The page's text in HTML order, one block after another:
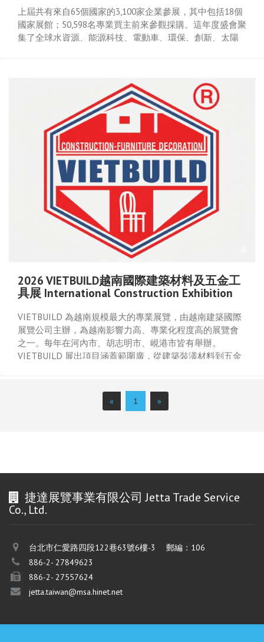
上屆共有來自65個國家的3,100家企業參展，其中包括18個
國家展館；50,598名專業買主前來參觀採購。這年度盛會聚
集了全球水資源、能源科技、電動車、環保、創新、太陽
2026 VIETBUILD越南國際建築材料及五金工
具展 International Construction Exhibition
VIETBUILD 為越南規模最大的專業展覽，由越南建築國際
展覽公司主辦，為越南影響力高、專業化程度高的展覽會
之一。每年在河內市、胡志明市、峴港市皆有舉辦。
VIETBUILD 展出項目涵蓋範圍廣，從建築裝潢材料到五金
買家和供應商之間的貿易與交流。敬請國內廠商把握良
機，一同前來開拓潛力無窮的越南市場！
« 1 »
捷達展覽事業有限公司 Jetta Trade Service
Co., Ltd.
台北市仁愛路四段122巷63號6樓-3 郵編：106
886-2- 27849623
886-2- 27557624
jetta.taiwan@msa.hinet.net